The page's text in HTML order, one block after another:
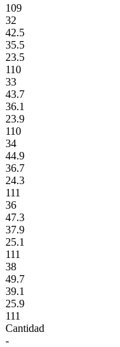
109
32
42.5
35.5
23.5
110
33
43.7
36.1
23.9
110
34
44.9
36.7
24.3
111
36
47.3
37.9
25.1
111
38
49.7
39.1
25.9
111
Cantidad
-